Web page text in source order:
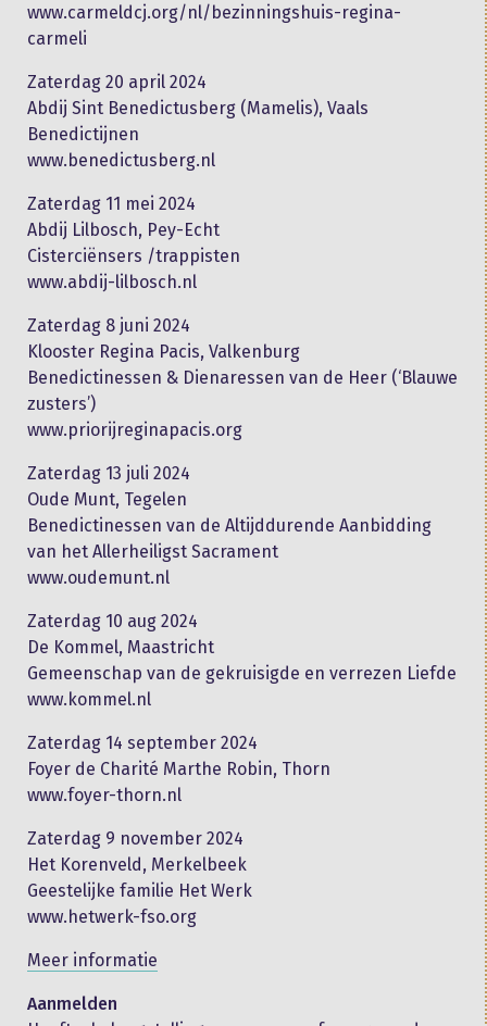
www.carmeldcj.org/nl/bezinningshuis-regina-
carmeli
Zaterdag 20 april 2024
Abdij Sint Benedictusberg (Mamelis), Vaals
Benedictijnen
www.benedictusberg.nl
Zaterdag 11 mei 2024
Abdij Lilbosch, Pey-Echt
Cisterciënsers /trappisten
www.abdij-lilbosch.nl
Zaterdag 8 juni 2024
Klooster Regina Pacis, Valkenburg
Benedictinessen & Dienaressen van de Heer (‘Blauwe
zusters’)
www.priorijreginapacis.org
Zaterdag 13 juli 2024
Oude Munt, Tegelen
Benedictinessen van de Altijddurende Aanbidding
van het Allerheiligst Sacrament
www.oudemunt.nl
Zaterdag 10 aug 2024
De Kommel, Maastricht
Gemeenschap van de gekruisigde en verrezen Liefde
www.kommel.nl
Zaterdag 14 september 2024
Foyer de Charité Marthe Robin, Thorn
www.foyer-thorn.nl
Zaterdag 9 november 2024
Het Korenveld, Merkelbeek
Geestelijke familie Het Werk
www.hetwerk-fso.org
Meer informatie
Aanmelden